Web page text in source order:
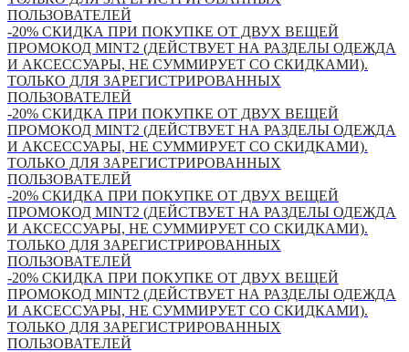
ПОЛЬЗОВАТЕЛЕЙ
-20% СКИДКА ПРИ ПОКУПКЕ ОТ ДВУХ ВЕЩЕЙ
ПРОМОКОД MINT2 (ДЕЙСТВУЕТ НА РАЗДЕЛЫ ОДЕЖДА
И АКСЕССУАРЫ, НЕ СУММИРУЕТ СО СКИДКАМИ).
ТОЛЬКО ДЛЯ ЗАРЕГИСТРИРОВАННЫХ
ПОЛЬЗОВАТЕЛЕЙ
-20% СКИДКА ПРИ ПОКУПКЕ ОТ ДВУХ ВЕЩЕЙ
ПРОМОКОД MINT2 (ДЕЙСТВУЕТ НА РАЗДЕЛЫ ОДЕЖДА
И АКСЕССУАРЫ, НЕ СУММИРУЕТ СО СКИДКАМИ).
ТОЛЬКО ДЛЯ ЗАРЕГИСТРИРОВАННЫХ
ПОЛЬЗОВАТЕЛЕЙ
-20% СКИДКА ПРИ ПОКУПКЕ ОТ ДВУХ ВЕЩЕЙ
ПРОМОКОД MINT2 (ДЕЙСТВУЕТ НА РАЗДЕЛЫ ОДЕЖДА
И АКСЕССУАРЫ, НЕ СУММИРУЕТ СО СКИДКАМИ).
ТОЛЬКО ДЛЯ ЗАРЕГИСТРИРОВАННЫХ
ПОЛЬЗОВАТЕЛЕЙ
-20% СКИДКА ПРИ ПОКУПКЕ ОТ ДВУХ ВЕЩЕЙ
ПРОМОКОД MINT2 (ДЕЙСТВУЕТ НА РАЗДЕЛЫ ОДЕЖДА
И АКСЕССУАРЫ, НЕ СУММИРУЕТ СО СКИДКАМИ).
ТОЛЬКО ДЛЯ ЗАРЕГИСТРИРОВАННЫХ
ПОЛЬЗОВАТЕЛЕЙ